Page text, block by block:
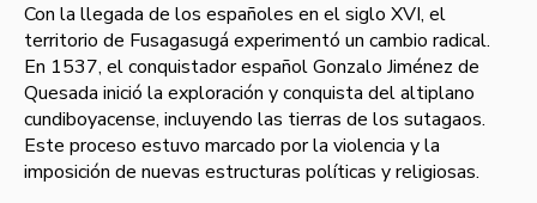
Con la llegada de los españoles en el siglo XVI, el
territorio de Fusagasugá experimentó un cambio radical.
En 1537, el conquistador español Gonzalo Jiménez de
Quesada inició la exploración y conquista del altiplano
cundiboyacense, incluyendo las tierras de los sutagaos.
Este proceso estuvo marcado por la violencia y la
imposición de nuevas estructuras políticas y religiosas.